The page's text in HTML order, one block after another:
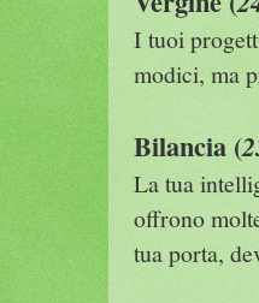
I tuoi
modici, ma
Bilancia (
La tua
offrono
tua porta,